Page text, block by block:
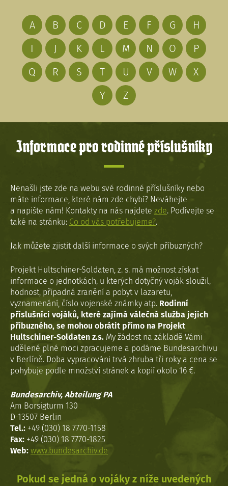
A B C D E F G
H
I
J K L M N O
P
Q
R S T U V W
X
Y
Z
Informace pro rodinné příslušníky
Nenašli jste zde na webu své rodinné příslušníky nebo
máte informace, které nám zde chybí? Neváhejte
a napište nám! Kontakty na nás najdete zde. Podívejte se
také na stránku: Co od vás potřebujeme?.
Jak můžete zjistit další informace o svých příbuzných?
Projekt Hultschiner-Soldaten, z. s. má možnost získat
informace o jednotkách, u kterých dotyčný voják sloužil,
hodnost, případná zranění a pobyt v lazaretu,
vyznamenání, číslo vojenské známky atp. Rodinní
příslušníci vojáků, které zajímá válečná služba jejich
příbuzného, se mohou obrátit přímo na Projekt
Hultschiner-Soldaten z.s. My žádost na základě Vámi
udělené plné moci zpracujeme a podáme Bundesarchivu
v Berlíně. Doba vypracováni trvá zhruba tři roky a cena se
pohybuje podle množství stránek a kopií okolo 16 €.
Bundesarchiv, Abteilung PA
Am Borsigturm 130
D-13507 Berlin
Tel.: +49 (030) 18 7770-1158
Fax: +49 (030) 18 7770-1825
Web: www.bundesarchiv.de
Pokud se jedná o vojáky z níže uvedených